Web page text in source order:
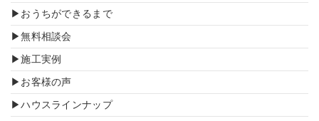
おうちができるまで
無料相談会
施工実例
お客様の声
ハウスラインナップ